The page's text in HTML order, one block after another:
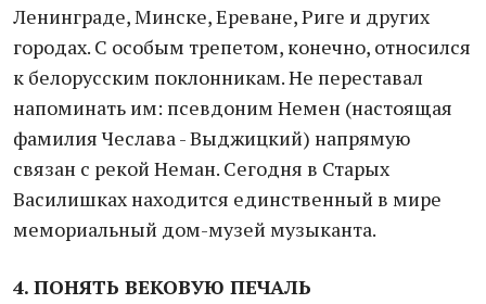
Ленинграде, Минске, Ереване, Риге и других
городах. С особым трепетом, конечно, относился
к белорусским поклонникам. Не переставал
напоминать им: псевдоним Немен (настоящая
фамилия Чеслава - Выджицкий) напрямую
связан с рекой Неман. Сегодня в Старых
Василишках находится единственный в мире
мемориальный дом-музей музыканта.
4. ПОНЯТЬ ВЕКОВУЮ ПЕЧАЛЬ